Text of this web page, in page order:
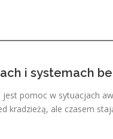
i systemach
pomoc w sytuacjach
ale czasem